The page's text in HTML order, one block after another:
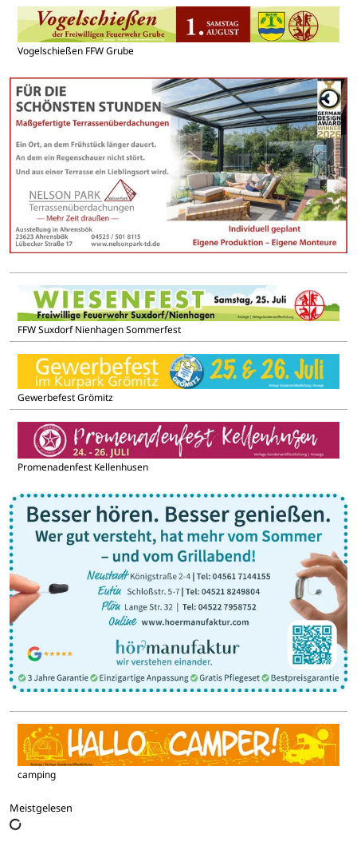
Vogelschießen FFW Grube
FFW Suxdorf Nienhagen Sommerfest
Gewerbefest Grömitz
Promenadenfest Kellenhusen
camping
Meistgelesen